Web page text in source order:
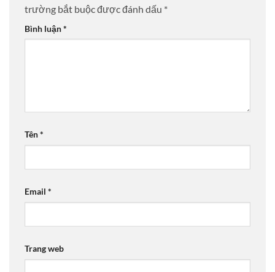
trường bắt buộc được đánh dấu *
Bình luận*
Tên*
Email *
Trang web